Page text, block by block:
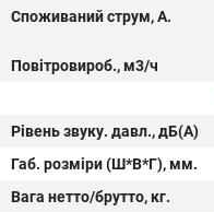
Споживаний струм, А.
Повітровироб., м3/ч
Рівень звуку. давл., дБ(А)
Габ. розміри (Ш*В*Г), мм.
Вага нетто/брутто, кг.